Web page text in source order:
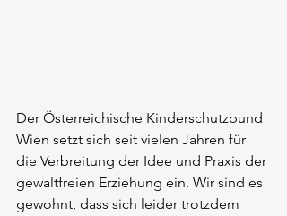
Der Österreichische Kinderschutzbund
Wien setzt sich seit vielen Jahren für
die Verbreitung der Idee und Praxis der
gewaltfreien Erziehung ein. Wir sind es
gewohnt, dass sich leider trotzdem